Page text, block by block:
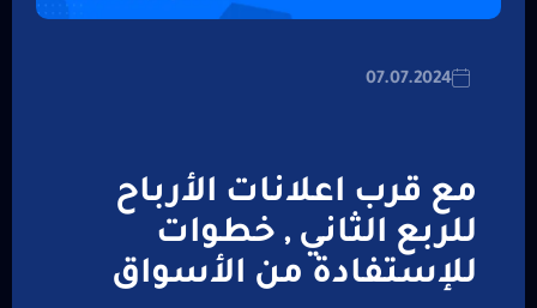
07.07.2024
مع قرب اعلانات الأرباح
للربع الثاني , خطوات
للإستفادة من الأسواق